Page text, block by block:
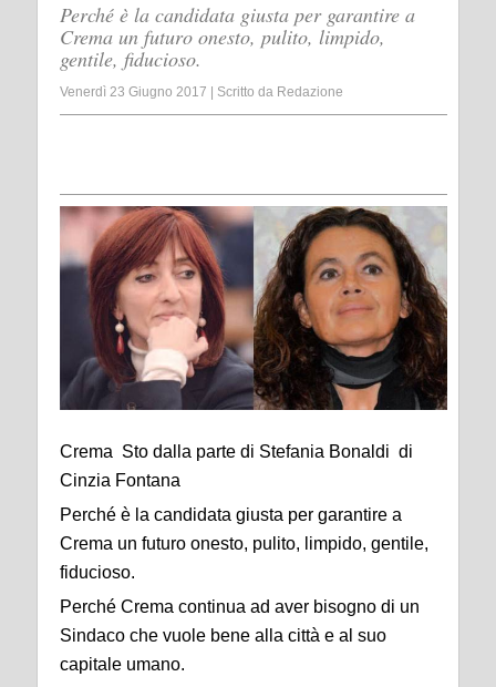
Perché è la candidata giusta per garantire a
Crema un futuro onesto, pulito, limpido,
gentile, fiducioso.
Venerdì 23 Giugno 2017 Scritto da Redazione
Crema Sto dalla parte di Stefania Bonaldi di
Cinzia Fontana
Perché è la candidata giusta per garantire a
Crema un futuro onesto, pulito, limpido, gentile,
fiducioso.
Perché Crema continua ad aver bisogno di un
Sindaco che vuole bene alla città e al suo
capitale umano.